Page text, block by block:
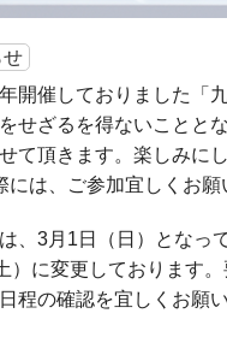
せ
開催しておりました「
せざるを得ないことと
て頂きます。楽しみに
は、ご参加宜しくお願
、3月1日（日）とな
）に変更しております
程の確認を宜しくお願